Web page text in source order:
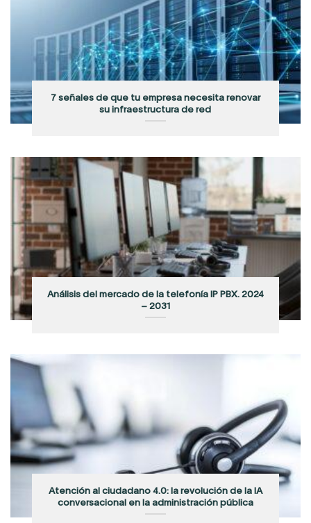
7 señales de que tu empresa necesita renovar
su infraestructura de red
Análisis del mercado de la telefonía IP PBX. 2024
– 2031
Atención al ciudadano 4.0: la revolución de la IA
conversacional en la administración pública